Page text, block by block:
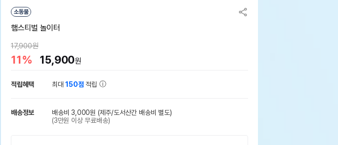
소동물
햄스티벌 놀이터
17,900원
11% 15,900원
적립혜택 최대150점 적립
배송정보 배송비 3,000원 (제주/도서산간 배송비 별도)
(3만원 이상 무료배송)